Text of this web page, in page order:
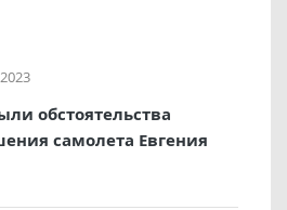
обстоятельства
самолета Евгения